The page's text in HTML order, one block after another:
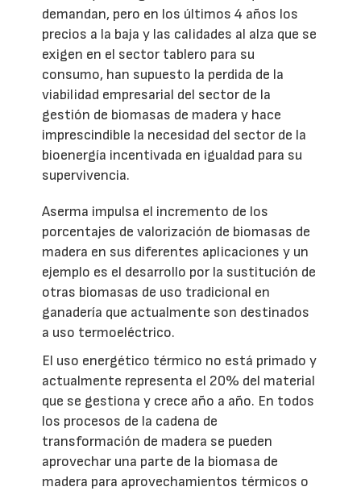
demandan, pero en los últimos 4 años los
precios a la baja y las calidades al alza que se
exigen en el sector tablero para su
consumo, han supuesto la perdida de la
viabilidad empresarial del sector de la
gestión de biomasas de madera y hace
imprescindible la necesidad del sector de la
bioenergía incentivada en igualdad para su
supervivencia.
Aserma impulsa el incremento de los
porcentajes de valorización de biomasas de
madera en sus diferentes aplicaciones y un
ejemplo es el desarrollo por la sustitución de
otras biomasas de uso tradicional en
ganadería que actualmente son destinados
a uso termoeléctrico.
El uso energético térmico no está primado y
actualmente representa el 20% del material
que se gestiona y crece año a año. En todos
los procesos de la cadena de
transformación de madera se pueden
aprovechar una parte de la biomasa de
madera para aprovechamientos térmicos o